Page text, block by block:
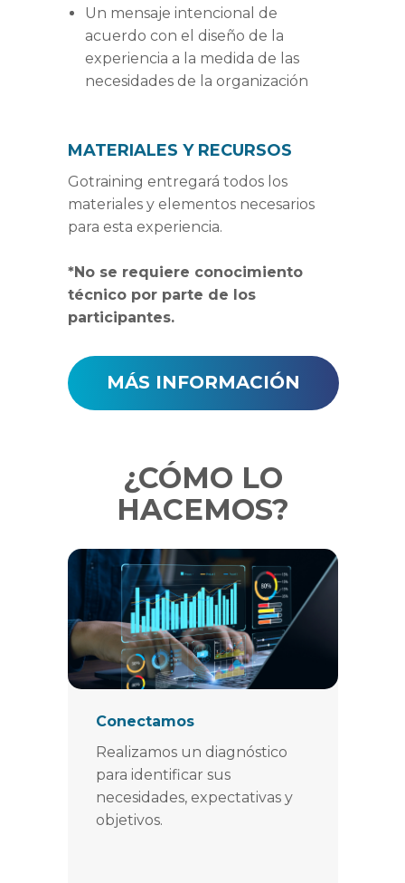
MATERIALES Y RECURSOS
Gotraining entregará todos los
materiales y elementos necesarios
para esta experiencia.
*No se requiere conocimiento
técnico por parte de los
participantes.
Un mensaje intencional de
acuerdo con el diseño de la
experiencia a la medida de las
necesidades de la organización
MÁS INFORMACIÓN
¿CÓMO LO
HACEMOS?
Conectamos
Realizamos un diagnóstico
para identificar sus
necesidades, expectativas y
objetivos.